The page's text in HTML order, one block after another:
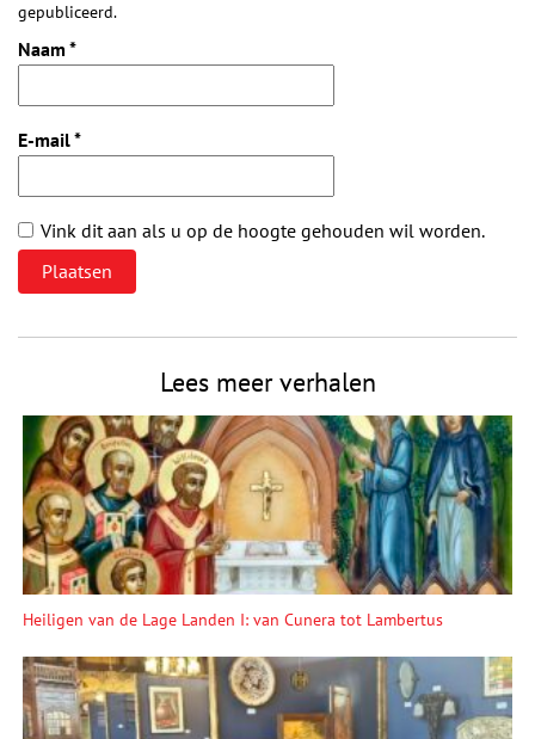
gepubliceerd.
Naam *
E-mail*
Vink dit aan als u op de hoogte gehouden wil worden.
Lees meer verhalen
Heiligen van de Lage Landen I: van Cunera tot Lambertus